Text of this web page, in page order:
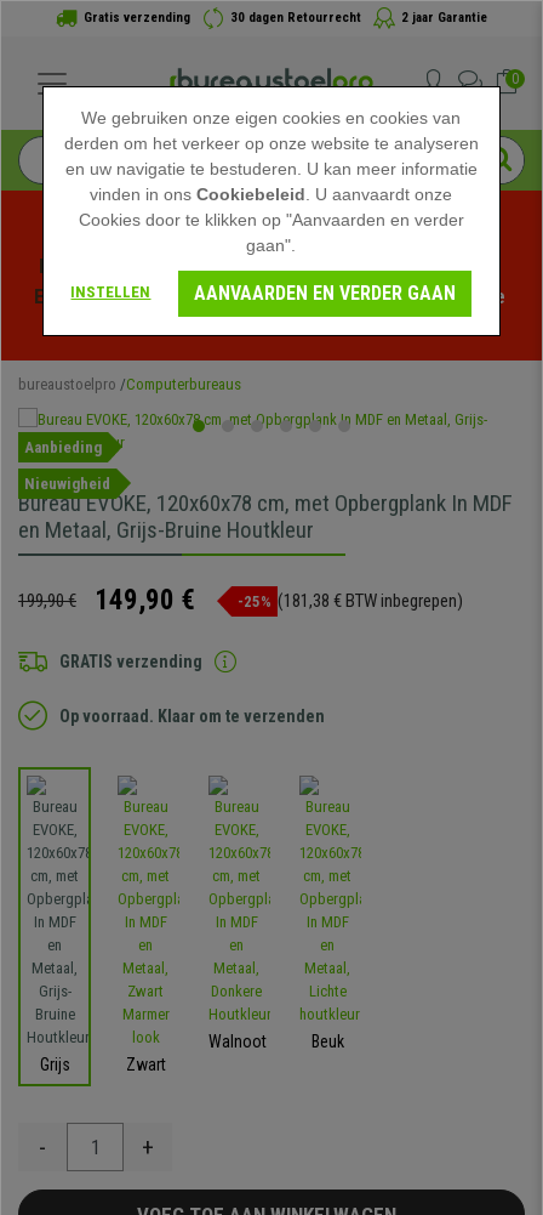
Gratis verzending 30 dagen Retourrecht 2 jaar Garantie
0
Profiteer van de Zomeruitverkoop bij bureaustoelpro!
Exclusieve kortingen voor een beperkte tijd - Bekijk de
bureaustoelpro Computerbureaus
Aanbieding
Nieuwigheid
Bureau EVOKE, 120x60x78 cm, met Opbergplank In MDF
en Metaal, Grijs-Bruine Houtkleur
199,90 € 149,90 € -25% (181,38 € BTW inbegrepen)
GRATIS verzending
Op voorraad. Klaar om te verzenden
Grijs Zwart
Walnoot Beuk
- +
We gebruiken onze eigen cookies en cookies van
derden om het verkeer op onze website te analyseren
en uw navigatie te bestuderen. U kan meer informatie
vinden in onsCookiebeleid . U aanvaardt onze
Cookies door te klikken op "Aanvaarden en verder
gaan".
INSTELLEN AANVAARDEN EN VERDER GAAN